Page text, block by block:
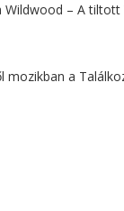
– A tiltott
mozikban a